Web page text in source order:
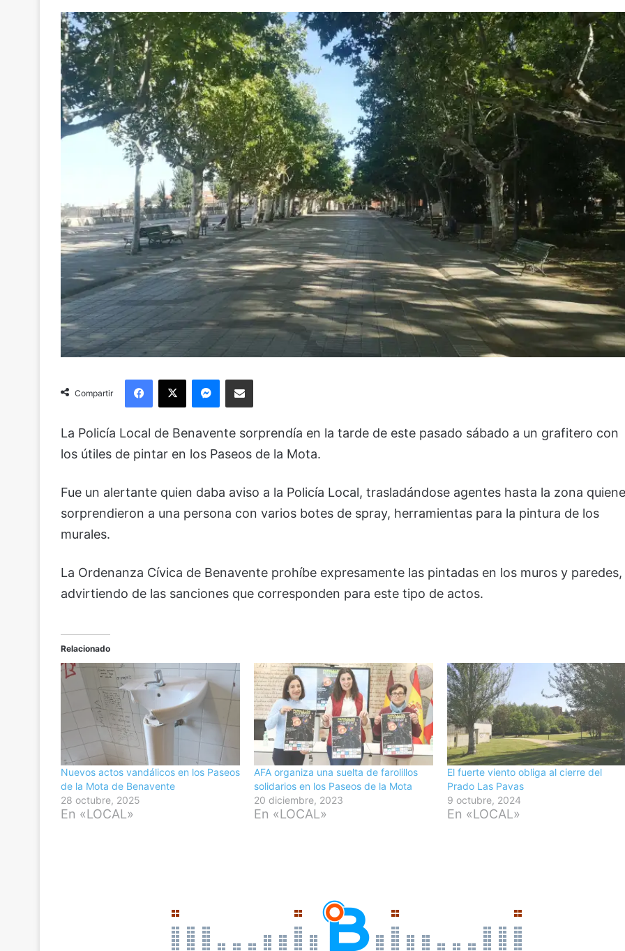
Compartir
Facebook
X Messenger
Compartir via Email
La Policía Local de Benavente sorprendía en la tarde de este pasado sábado a un grafitero con
los útiles de pintar en los Paseos de la Mota.
Fue un alertante quien daba aviso a la Policía Local, trasladándose agentes hasta la zona
sorprendieron a una persona con varios botes de spray, herramientas para la pintura de los
murales.
La Ordenanza Cívica de Benavente prohíbe expresamente las pintadas en los muros y paredes,
advirtiendo de las sanciones que corresponden para este tipo de actos.
Relacionado
Nuevos actos vandálicos en los Paseos
de la Mota de Benavente
28 octubre, 2025
En «LOCAL»
AFA organiza una suelta de farolillos
solidarios en los Paseos de la Mota
20 diciembre, 2023
En «LOCAL»
El fuerte viento obliga al cierre del
Prado Las Pavas
9 octubre, 2024
En «LOCAL»